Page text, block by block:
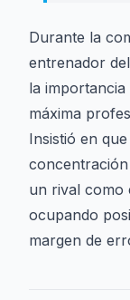
Durante la
entrenador del
la
máxima
Insistió en
concentración
un rival como
ocupando
margen de